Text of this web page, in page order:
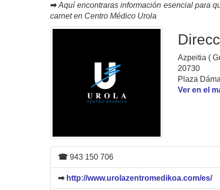
➡ Aquí encontraras información esencial para
carnet en Centro Médico Urola
Azpeitia (
20730
Plaza
Ver en el
☎ 943 150 706
➡ http://www.urolazentromedikoa.com/es/